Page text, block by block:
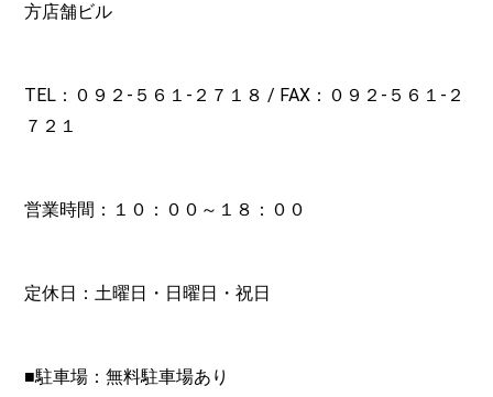
方店舗ビル
TEL：０９２- ５６１-２７１８ / FAX：０９２-５６１-２
７２１
営業時間：１０：００～１８：００
定休日：土曜日・日曜日・祝日
■駐車場：無料駐車場あり